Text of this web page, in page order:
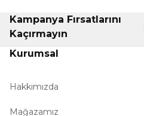
Kampanya Fırsatlarını
Kaçırmayın
Kurumsal
Hakkımızda
Mağazamız